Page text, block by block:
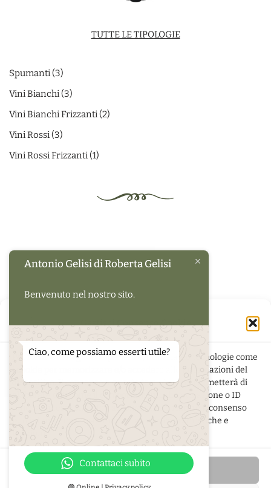
Per fornire le migliori esperienze, utilizziamo tecnologie come
i cookie per memorizzare e/o accedere alle informazioni del
dispositivo. Il consenso a queste tecnologie ci permetterà di
elaborare dati come il comportamento di navigazione o ID
unici su questo sito. Non acconsentire o ritirare il consenso
può influire negativamente su alcune caratteristiche e
Accetta
TUTTE LE TIPOLOGIE
Spumanti 3
Vini Bianchi 3
Vini Bianchi Frizzanti 2
Vini Rossi 3
Vini Rossi Frizzanti 1
p.iva01349950939
Antonio Gelisi di Roberta Gelisi
Benvenuto nel nostro sito.
Ciao, come possiamo esserti utile?
Contattaci subito